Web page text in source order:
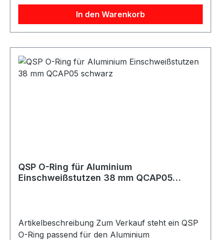
oder Custom-Projekte. Lieferumfang 1x QSP
Aluminium Einschweißstutzen 50 mm
In den Warenkorb
QSP O-Ring für Aluminium
Einschweißstutzen 38 mm QCAP05
Artikelbeschreibung Zum Verkauf steht ein QSP
O-Ring passend für den Aluminium